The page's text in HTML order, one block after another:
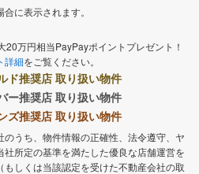
に表示されます。
20万円相当PayPayポイントプレゼント！
詳細をご覧ください。
ド推奨店 取り扱い物件
ー推奨店 取り扱い物件
ズ推奨店 取り扱い物件
うち、物件情報の正確性、法令遵守、ヤ
所定の基準を満たした優良な店舗運営を
しくは当該認定を受けた不動産会社の取